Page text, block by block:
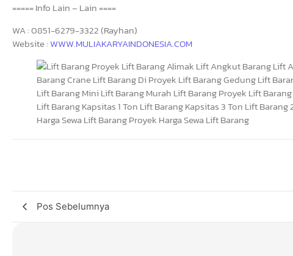
===== Info Lain – Lain ====
WA : 0851-6279-3322 (Rayhan)
Website : WWW.MULIAKARYAINDONESIA.COM
Pos Sebelumnya